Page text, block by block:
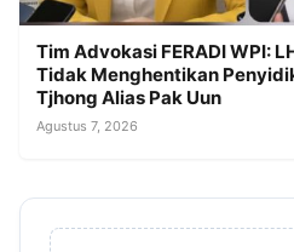
Tim Advokasi FERADI WPI:
Tidak Menghentikan
Tjhong Alias Pak Uun
Agustus 7, 2026